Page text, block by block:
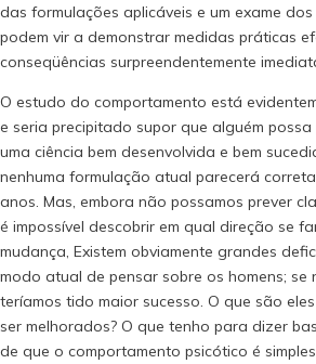
das formulações aplicáveis e um exame
podem vir a demonstrar medidas práticas
conseqüências surpreendentemente
O estudo do comportamento está
e seria precipitado supor que alguém
uma ciência bem desenvolvida e bem
nenhuma formulação atual parecerá
anos. Mas, embora não possamos prever
é impossível descobrir em qual direção se
mudança, Existem obviamente grandes
modo atual de pensar sobre os homens; se
teríamos tido maior sucesso. O que são
ser melhorados? O que tenho para dizer
de que o comportamento psicótico é